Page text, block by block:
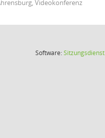
Videokonferenz
Software:Sitzungsdienst